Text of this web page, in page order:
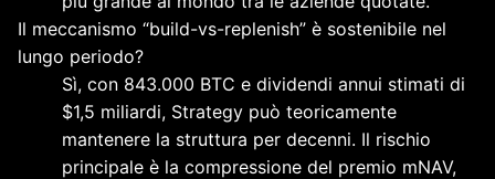
Il meccanismo “build-vs-replenish” è sostenibile nel
lungo periodo?
Sì, con 843.000 BTC e dividendi annui stimati di
$1,5 miliardi, Strategy può teoricamente
mantenere la struttura per decenni. Il rischio
principale è la compressione del premio mNAV,